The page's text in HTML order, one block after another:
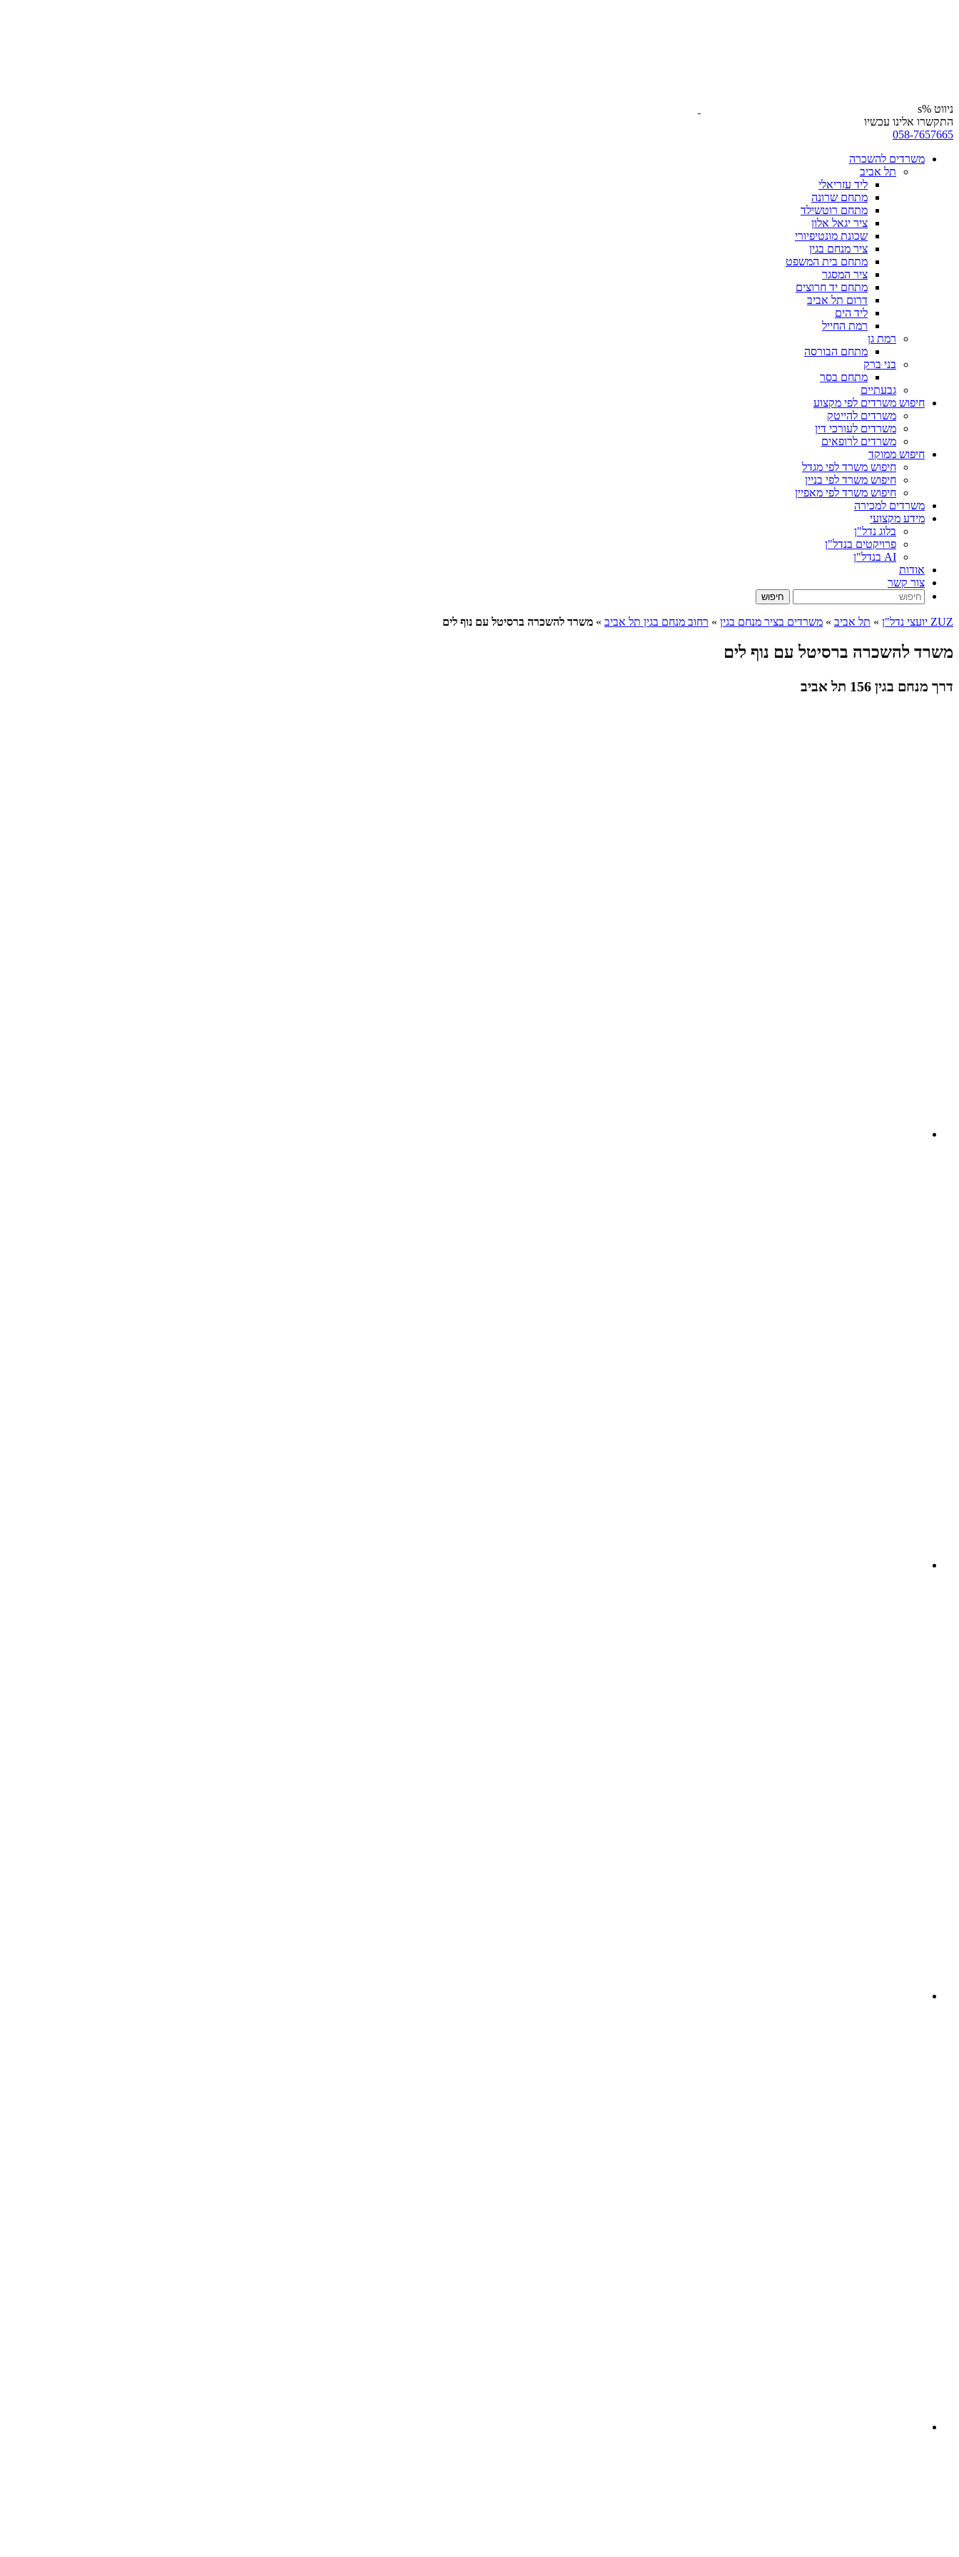
ניווט %s
התקשרו אלינו עכשיו
058-7657665
משרדים להשכרה
תל אביב
ליד עזריאלי
מתחם שרונה
מתחם רוטשילד
ציר יגאל אלון
שכונת מונטיפיורי
ציר מנחם בגין
מתחם בית המשפט
ציר המסגר
מתחם יד חרוצים
דרום תל אביב
ליד הים
רמת החייל
רמת גן
מתחם הבורסה
בני ברק
מתחם בסר
גבעתיים
חיפוש משרדים לפי מקצוע
משרדים להייטק
משרדים לעורכי דין
משרדים לרופאים
חיפוש ממוקד
חיפוש משרד לפי מגדל
חיפוש משרד לפי בניין
חיפוש משרד לפי מאפיין
משרדים למכירה
מידע מקצועי
בלוג נדל"ן
פרויקטים בנדל"ן
AI בנדל"ן
אודות
צור קשר
ZUZ יועצי נדל"ן » תל אביב » משרדים בציר מנחם בגין » רחוב מנחם בגין תל אביב » משרד להשכרה ברסיטל עם נוף לים
משרד להשכרה ברסיטל עם נוף לים
דרך מנחם בגין 156 תל אביב